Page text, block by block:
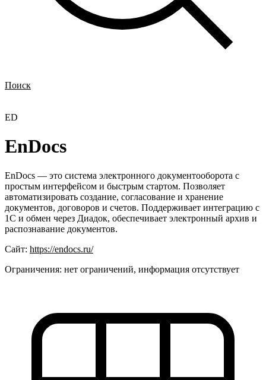
Поиск
ED
EnDocs
EnDocs — это система электронного документооборота с
простым интерфейсом и быстрым стартом. Позволяет
автоматизировать создание, согласование и хранение
документов, договоров и счетов. Поддерживает интеграцию с
1С и обмен через Диадок, обеспечивает электронный архив и
распознавание документов.
Сайт: https://endocs.ru/
Ограничения: нет ограничений, информация отсутствует